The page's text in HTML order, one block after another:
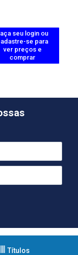
seu login ou
se para
ver preços e
comprar
Títulos